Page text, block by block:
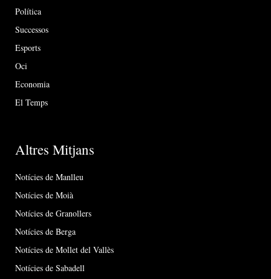
Política
Successos
Esports
Oci
Economia
El Temps
Altres Mitjans
Notícies de Manlleu
Notícies de Moià
Notícies de Granollers
Notícies de Berga
Notícies de Mollet del Vallès
Notícies de Sabadell